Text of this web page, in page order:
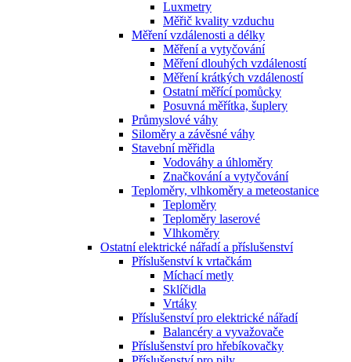
Luxmetry
Měřič kvality vzduchu
Měření vzdálenosti a délky
Měření a vytyčování
Měření dlouhých vzdáleností
Měření krátkých vzdáleností
Ostatní měřící pomůcky
Posuvná měřítka, šuplery
Průmyslové váhy
Siloměry a závěsné váhy
Stavební měřidla
Vodováhy a úhloměry
Značkování a vytyčování
Teploměry, vlhkoměry a meteostanice
Teploměry
Teploměry laserové
Vlhkoměry
Ostatní elektrické nářadí a příslušenství
Příslušenství k vrtačkám
Míchací metly
Sklíčidla
Vrtáky
Příslušenství pro elektrické nářadí
Balancéry a vyvažovače
Příslušenství pro hřebíkovačky